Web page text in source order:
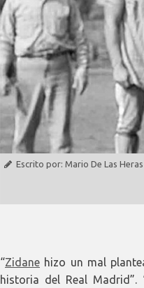
Escrito por: Mario De Las Heras
“Zidane hizo un mal
historia del Real Madrid”.